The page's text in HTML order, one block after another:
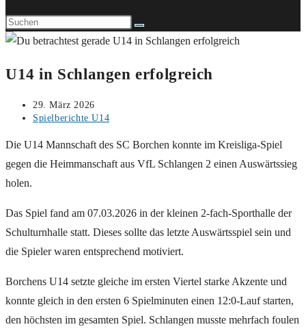
U14 in Schlangen erfolgreich
Beitrag
veröffentlicht:
29. März 2026
Beitrags-
Spielberichte U14
Die U14 Mannschaft des SC Borchen konnte im Kreisliga-Spiel
gegen die Heimmanschaft aus VfL Schlangen 2 einen Auswärtssieg
holen.
Das Spiel fand am 07.03.2026 in der kleinen 2-fach-Sporthalle der
Schulturnhalle statt. Dieses sollte das letzte Auswärtsspiel sein und
die Spieler waren entsprechend motiviert.
Borchens U14 setzte gleiche im ersten Viertel starke Akzente und
konnte gleich in den ersten 6 Spielminuten einen 12:0-Lauf starten,
den höchsten im gesamten Spiel. Schlangen musste mehrfach foulen